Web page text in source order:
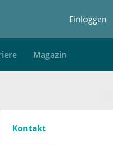
Einloggen
Magazin
Kontakt